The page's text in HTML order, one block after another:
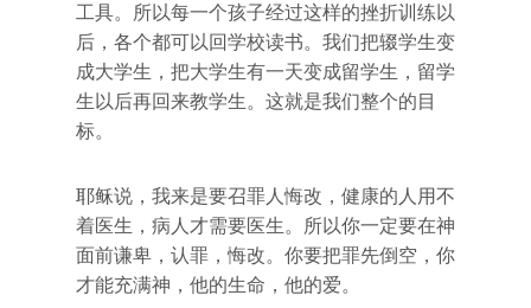
工具。所以每一个孩子经过这样的挫折训练以
后，各个都可以回学校读书。我们把辍学生变
成大学生，把大学生有一天变成留学生，留学
生以后再回来教学生。这就是我们整个的目
标。
耶稣说，我来是要召罪人悔改，健康的人用不
着医生，病人才需要医生。所以你一定要在神
面前谦卑，认罪，悔改。你要把罪先倒空，你
才能充满神，他的生命，他的爱。